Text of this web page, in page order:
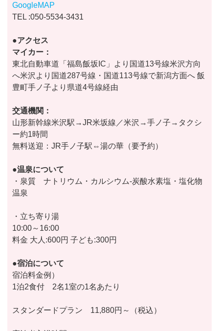
GoogleMAP
TEL :050-5534-3431
●アクセス
マイカー：
東北自動車道「福島飯坂IC」より国道13号線米沢方向
へ米沢より国道287号線・国道113号線で新潟方面へ 飯
豊町手ノ子より県道4号線経由
交通機関：
山形新幹線米沢駅→JR米坂線／米沢→手ノ子→タクシ
ー約1時間
無料送迎：JR手ノ子駅⇔湯の華（要予約）
●温泉について
・泉質 ナトリウム・カルシウム-炭酸水素塩・塩化物
温泉
・立ち寄り湯
10:00～16:00
料金 大人:600円 子ども:300円
●宿泊について
宿泊料金例）
1泊2食付 2名1室の1名あたり
スタンダードプラン 11,880円～（税込）